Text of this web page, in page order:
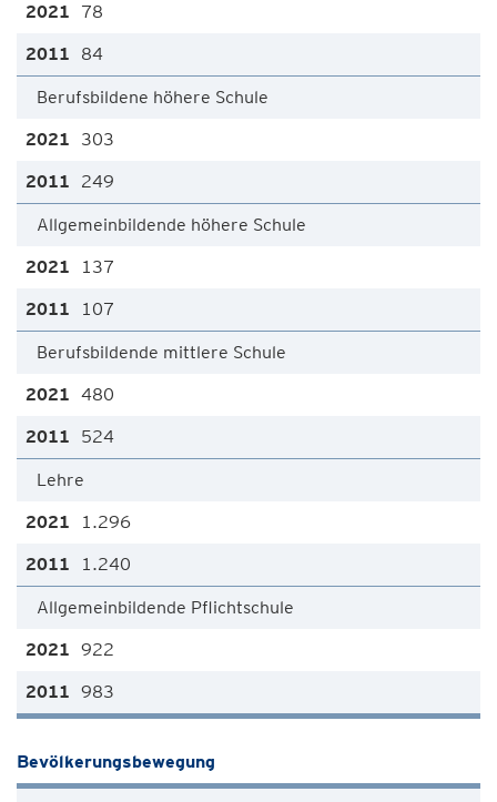
78
84
Berufsbildene höhere Schule
303
249
Allgemeinbildende höhere Schule
137
107
Berufsbildende mittlere Schule
480
524
Lehre
1.296
1.240
Allgemeinbildende Pflichtschule
922
983
Bevölkerungsbewegung